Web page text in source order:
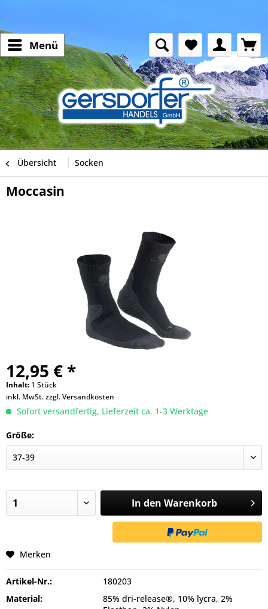
Menü
Übersicht Socken
Moccasin
12,95 € *
Inhalt: 1 Stück
inkl. MwSt.zzgl. Versandkosten
Sofort versandfertig, Lieferzeit ca. 1-3 Werktage
Größe:
In den Warenkorb
Merken
Artikel-Nr.:
180203
Material:
85% dri-release®, 10% lycra, 2%